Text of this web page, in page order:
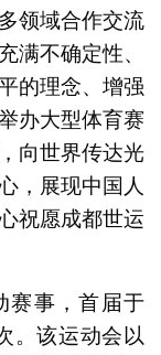
领域合作交流
满不确定性、
的理念、增强
办大型体育赛
向世界传达光
，展现中国人
祝愿成都世运
赛事，首届于
。该运动会以